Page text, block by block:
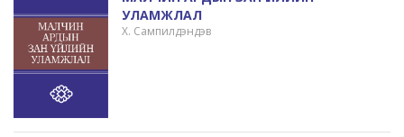
УЛАМЖЛАЛ
Х. Сампилдэндэв